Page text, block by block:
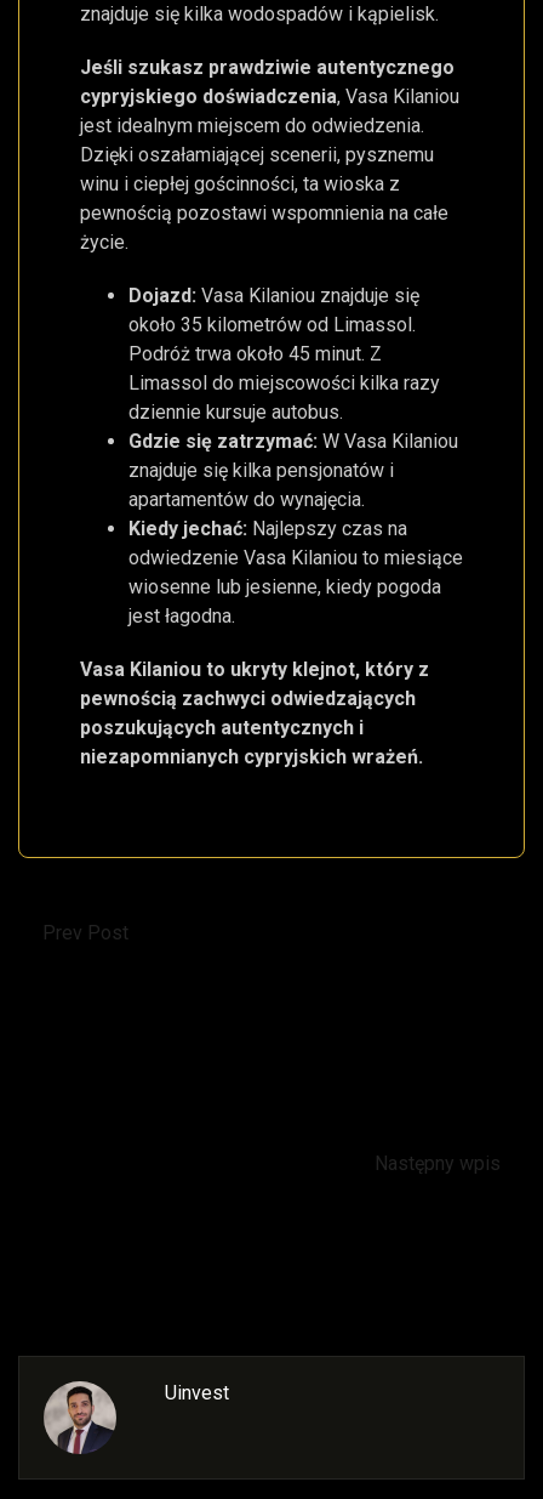
znajduje się kilka wodospadów i kąpielisk.
Jeśli szukasz prawdziwie autentycznego
cypryjskiego doświadczenia, Vasa Kilaniou
jest idealnym miejscem do odwiedzenia.
Dzięki oszałamiającej scenerii, pysznemu
winu i ciepłej gościnności, ta wioska z
pewnością pozostawi wspomnienia na całe
życie.
Dojazd: Vasa Kilaniou znajduje się
około 35 kilometrów od Limassol.
Podróż trwa około 45 minut. Z
Limassol do miejscowości kilka razy
dziennie kursuje autobus.
Gdzie się zatrzymać: W Vasa Kilaniou
znajduje się kilka pensjonatów i
apartamentów do wynajęcia.
Kiedy jechać: Najlepszy czas na
odwiedzenie Vasa Kilaniou to miesiące
wiosenne lub jesienne, kiedy pogoda
jest łagodna.
Vasa Kilaniou to ukryty klejnot, który z
pewnością zachwyci odwiedzających
poszukujących autentycznych i
niezapomnianych cypryjskich wrażeń.
Prev Post
Następny wpis
Uinvest